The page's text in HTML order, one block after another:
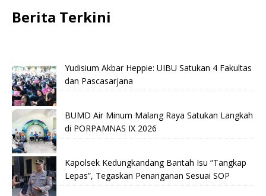
Berita Terkini
Yudisium Akbar Heppie: UIBU Satukan 4 Fakultas
dan Pascasarjana
BUMD Air Minum Malang Raya Satukan Langkah
di PORPAMNAS IX 2026
Kapolsek Kedungkandang Bantah Isu “Tangkap
Lepas”, Tegaskan Penanganan Sesuai SOP